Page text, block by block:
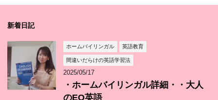
新着日記
ホームバイリンガル 英語教育
間違いだらけの英語学習法
2025/05/17
・ホームバイリンガル詳細・・大人
のEQ英語